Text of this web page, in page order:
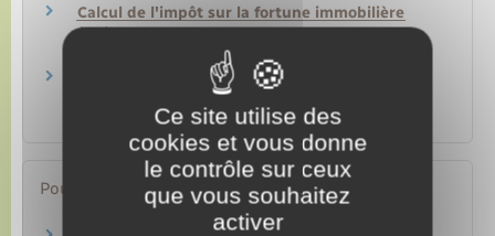
Calcul de l'impôt sur la fortune immobilière
(IFI)
Argent – Impôts – Consommation
Impôt sur la fortune immobilière (IFI) –
Déclaration et paiement
Argent – Impôts – Consommation
Pour en savoir plus
Ce site utilise des
cookies et vous donne
le contrôle sur ceux
que vous souhaitez
activer